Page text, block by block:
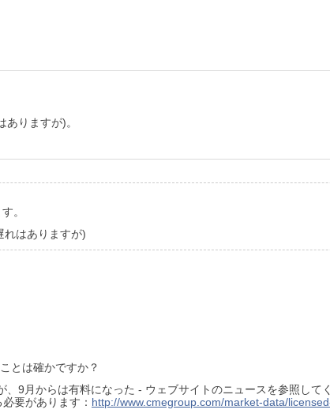
りますが)。
。
れはありますが)
とは確かですか？
9月からは有料になった - ウェブサイトのニュースを参照し
要があります： http://www.cmegroup.com/market-data/